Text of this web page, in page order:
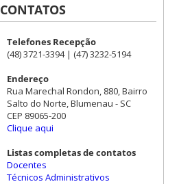
CONTATOS
Telefones Recepção
(48) 3721-3394 | (47) 3232-5194
Endereço
Rua Marechal Rondon, 880, Bairro
Salto do Norte, Blumenau - SC
CEP 89065-200
Clique aqui
Listas completas de contatos
Docentes
Técnicos Administrativos